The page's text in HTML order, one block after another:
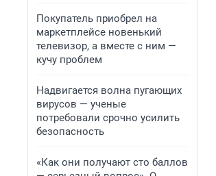
Покупатель приобрел на
маркетплейсе новенький
телевизор, а вместе с ним —
кучу проблем
Надвигается волна пугающих
вирусов — ученые
потребовали срочно усилить
безопасность
«Как они получают сто баллов